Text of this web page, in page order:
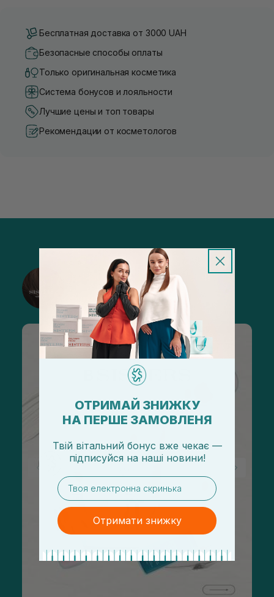
Бесплатная доставка от 3000 UAH
Безопасные способы оплаты
Только оригинальная косметика
Система бонусов и лояльности
Лучшие цены и топ товары
Рекомендации от косметологов
@sisters_stelmakh в Instagram
Подписаться
ОТРИМАЙ ЗНИЖКУ
НА ПЕРШЕ ЗАМОВЛЕНЯ
Твій вітальний бонус вже чекає —
підписуйся на наші новини!
email
Отримати знижку